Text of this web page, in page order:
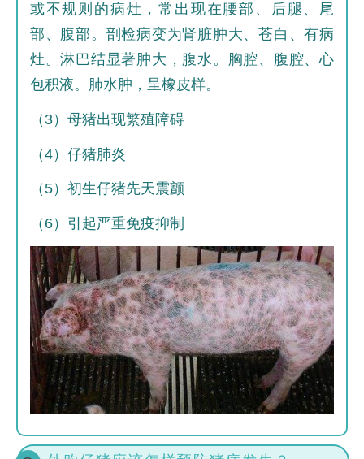
或不规则的病灶，常出现在腰部、后腿、尾
部、腹部。剖检病变为肾脏肿大、苍白、有病
灶。淋巴结显著肿大，腹水。胸腔、腹腔、心
包积液。肺水肿，呈橡皮样。
（3）母猪出现繁殖障碍
（4）仔猪肺炎
（5）初生仔猪先天震颤
（6）引起严重免疫抑制